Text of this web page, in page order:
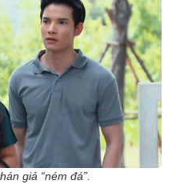
giả “ném đá”.